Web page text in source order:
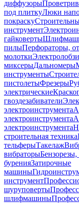
диффузоры
под плиткуЛюки
покраску
инструмент
гайковерты
пилыПерфораторы,
молотки
миксерыДальномеры
инструменты
пистолетыФрезеры
электрические
гвоздезабиватели
электроинструмента
электроинструмента
электроинструмента
строительная техника
тельферыТакелаж
вибраторы
буренияЗатирочные
машины
инструмент
шуруповерты
шлифмашины